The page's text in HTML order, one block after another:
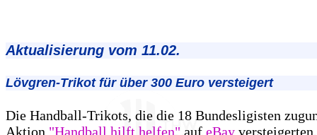
Aktualisierung vom 11.02.
Lövgren-Trikot für über 300 Euro versteigert
Die Handball-Trikots, die die 18 Bundesligisten
Aktion "Handball hilft helfen" auf eBay